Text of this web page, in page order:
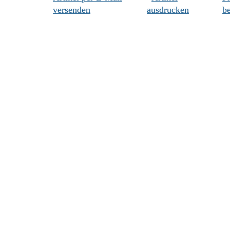
versenden
ausdrucken